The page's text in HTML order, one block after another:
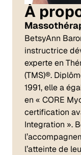
À
BetsyAnn
instructrice
experte en
(TMS)®.
1991, elle a
en « CORE
certification
Integration ».
l’atteinte de